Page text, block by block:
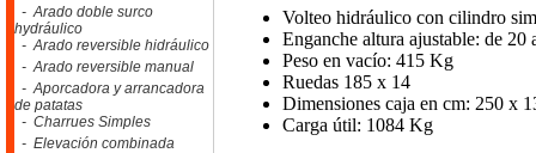
- Arado doble surco
hydráulico
- Arado reversible hidráulico
- Arado reversible manual
- Aporcadora y arrancadora
de patatas
- Charrues Simples
- Elevación combinada
Volteo hidráulico con cilindro
Enganche altura ajustable: de
Peso en vacío: 415 Kg
Ruedas 185 x 14
Dimensiones caja en cm: 250 x
Carga útil: 1084 Kg